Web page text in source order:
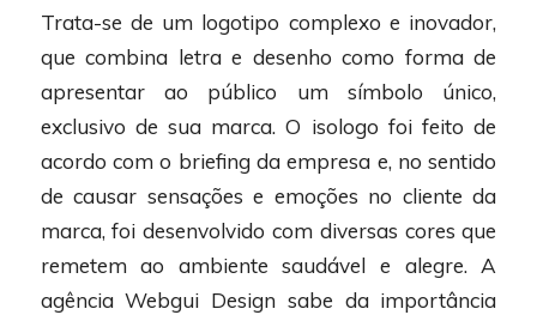
Trata-se de um logotipo complexo e inovador,
que combina letra e desenho como forma de
apresentar ao público um símbolo único,
exclusivo de sua marca. O isologo foi feito de
acordo com o briefing da empresa e, no sentido
de causar sensações e emoções no cliente da
marca, foi desenvolvido com diversas cores que
remetem ao ambiente saudável e alegre. A
agência Webgui Design sabe da importância